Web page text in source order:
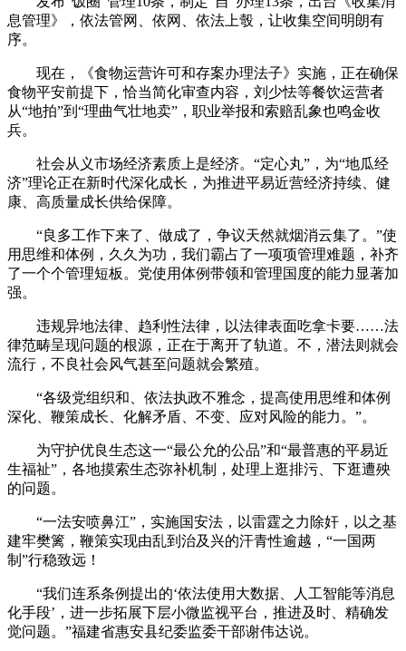
息管理》，依法管网、依网、依法上彀，让收集空间明朗有
序。
现在，《食物运营许可和存案办理法子》实施，正在确保
食物平安前提下，恰当简化审查内容，刘少怯等餐饮运营者
从“地拍”到“理曲气壮地卖”，职业举报和索赔乱象也鸣金收
兵。
社会从义市场经济素质上是经济。“定心丸”，为“地瓜经
济”理论正在新时代深化成长，为推进平易近营经济持续、健
康、高质量成长供给保障。
“良多工作下来了、做成了，争议天然就烟消云集了。”使
用思维和体例，久久为功，我们霸占了一项项管理难题，补齐
了一个个管理短板。党使用体例带领和管理国度的能力显著加
强。
违规异地法律、趋利性法律，以法律表面吃拿卡要……法
律范畴呈现问题的根源，正在于离开了轨道。不，潜法则就会
流行，不良社会风气甚至问题就会繁殖。
“各级党组织和、依法执政不雅念，提高使用思维和体例
深化、鞭策成长、化解矛盾、不变、应对风险的能力。”。
为守护优良生态这一“最公允的公品”和“最普惠的平易近
生福祉”，各地摸索生态弥补机制，处理上逛排污、下逛遭殃
的问题。
“一法安喷鼻江”，实施国安法，以雷霆之力除奸，以之基
建牢樊篱，鞭策实现由乱到治及兴的汗青性逾越，“一国两
制”行稳致远！
“我们连系条例提出的‘依法使用大数据、人工智能等消息
化手段’，进一步拓展下层小微监视平台，推进及时、精确发
觉问题。”福建省惠安县纪委监委干部谢伟达说。